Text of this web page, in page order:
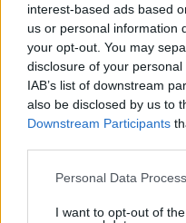
interest-based ads based
us or personal information
your opt-out. You may
disclosure of your
IAB’s list of downstream
also be disclosed by us to
Downstream Participants
Please note that this
not limited to your visit or
Personal Data
I want to opt-out of